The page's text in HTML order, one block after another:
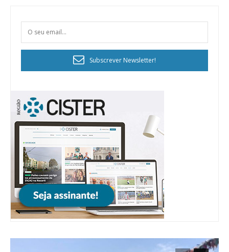
Subscrever Newsletter!